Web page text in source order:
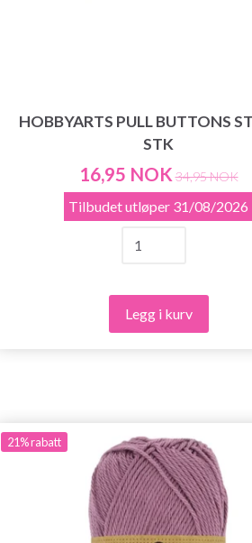
HOBBYARTS PULL BUTTONS
STK
16,95 NOK 34,95 NOK
Tilbudet utløper 31/08/2026
Legg i kurv
21%rabatt